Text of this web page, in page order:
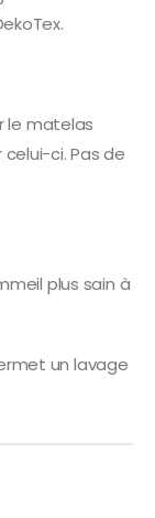
le matelas
ci. Pas de
plus sain à
un lavage